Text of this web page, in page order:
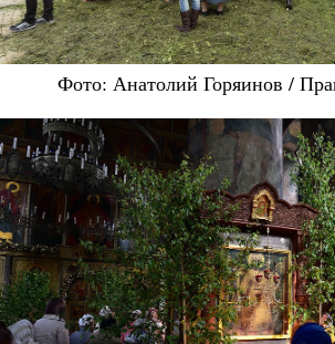
Фото: Анатолий Горяинов /